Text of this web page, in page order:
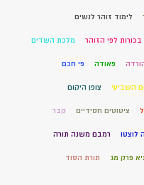
לימוד זוהר לנשים
לפי הזוהר מלכת השדים
פאודה פי חכם
השביעי צופן היקום
ציטוטים חסידיים קבר
לוצטו רמבם משנה תורה
פרק מג תורת הסוד